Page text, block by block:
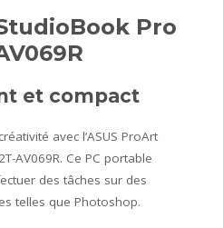
Pro
et compact
avec l’ASUS ProArt
AV069R. Ce PC portable
des tâches sur des
telles que Photoshop.